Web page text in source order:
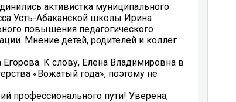
активистка муниципального
Усть-Абаканской школы Ирина
повышения педагогического
Мнение детей, родителей и коллег
К слову, Елена Владимировна в
«Вожатый года», поэтому не
профессионального пути! Уверена,